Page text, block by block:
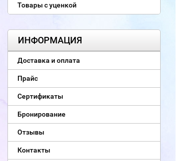
Товары с уценкой
ИНФОРМАЦИЯ
Доставка и оплата
Прайс
Сертификаты
Бронирование
Отзывы
Контакты